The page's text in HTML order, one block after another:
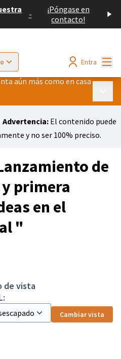
-
¡Póngase en
contacto!
Choose language Elegir el idioma
Entra
aún más como en casa
Advertencia: El contenido puede
y no ser 100% preciso.
de
primera
en el
"
de vista
Cambiar vista